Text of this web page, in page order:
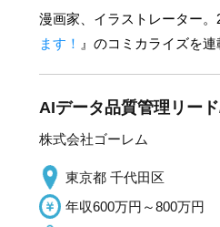
漫画家、イラストレーター
ます！ 』のコミカライズを
AIデータ品質管理リー
株式会社ゴーレム
東京都 千代田区
年収600万円～800万円